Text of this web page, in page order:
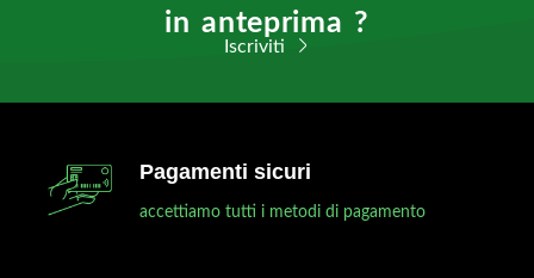
in anteprima ?
Iscriviti
Pagamenti sicuri
accettiamo tutti i metodi di pagamento